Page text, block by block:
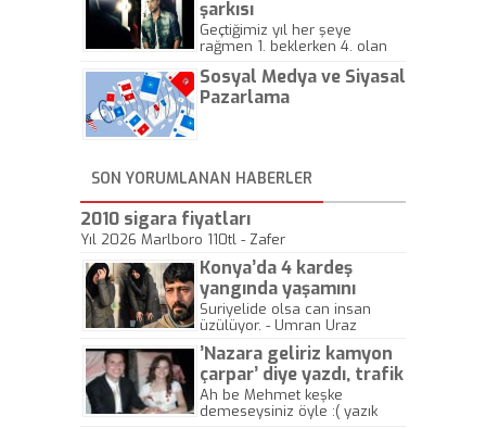
şarkısı
Geçtiğimiz yıl her şeye
rağmen 1. beklerken 4. olan
gösterisinin bu yarışmada
önemli olmadığını anlamıştır.
Sosyal Medya ve Siyasal
Pazarlama
SON YORUMLANAN HABERLER
2010 sigara fiyatları
Yıl 2026 Marlboro 110tl - Zafer
Konya’da 4 kardeş
yangında yaşamını
yitirdi
Suriyelide olsa can insan
üzülüyor. - Umran Uraz
’Nazara geliriz kamyon
çarpar’ diye yazdı, trafik
kazasında öldü!
Ah be Mehmet keşke
demeseysiniz öyle :( yazık